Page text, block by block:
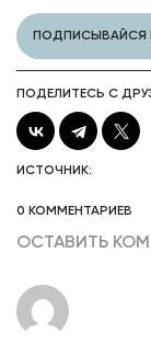
ПОДПИСЫВАЙСЯ
ПОДЕЛИТЕСЬ С
ИСТОЧНИК:
0 КОММЕНТАРИЕВ
ОСТАВИТЬ